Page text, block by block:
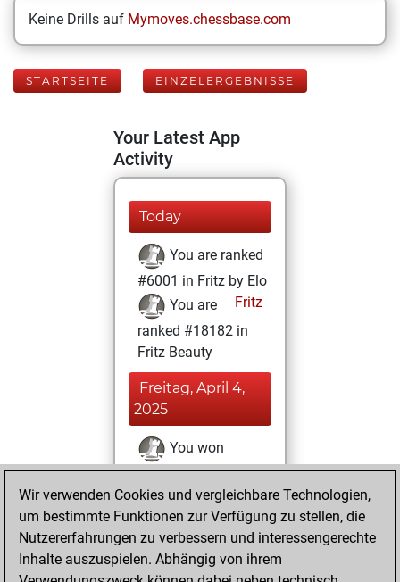
Keine Drills auf Mymoves.chessbase.com
STARTSEITE EINZELERGEBNISSE
Your Latest App
Activity
Today
You are ranked
#6001 in Fritz by Elo
Fritz
You are
ranked #18182 in
Fritz Beauty
Freitag, April 4,
2025
You won
against Fritz
Fritz
You achieved a
BeautyScore of 5
You achieved a
new Elo of 1616
Wir verwenden Cookies und vergleichbare Technologien,
um bestimmte Funktionen zur Verfügung zu stellen, die
Nutzererfahrungen zu verbessern und interessengerechte
Inhalte auszuspielen. Abhängig von ihrem